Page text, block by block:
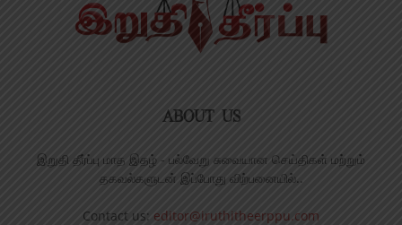
ABOUT US
இறுதி தீர்ப்பு மாத இதழ் - பல்வேறு சுவையான செய்திகள் மற்றும்
தகவல்களுடன் இப்போது விற்பனையில்..
Contact us: editor@iruthitheerppu.com